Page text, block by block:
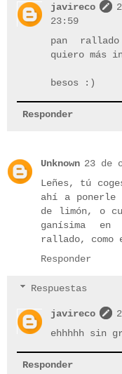
javireco
23:59
pan
quiero más
besos :)
Responder
Unknown 23 de
Leñes, tú
ahí a
de limón, o
ganísima en
rallado,
Responder
Respuestas
javireco
ehhhhh sin
Responder